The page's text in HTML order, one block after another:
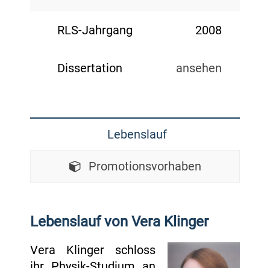
RLS-Jahrgang 2008
Dissertation ansehen
Lebenslauf
Promotionsvorhaben
Lebenslauf von Vera Klinger
Vera Klinger schloss